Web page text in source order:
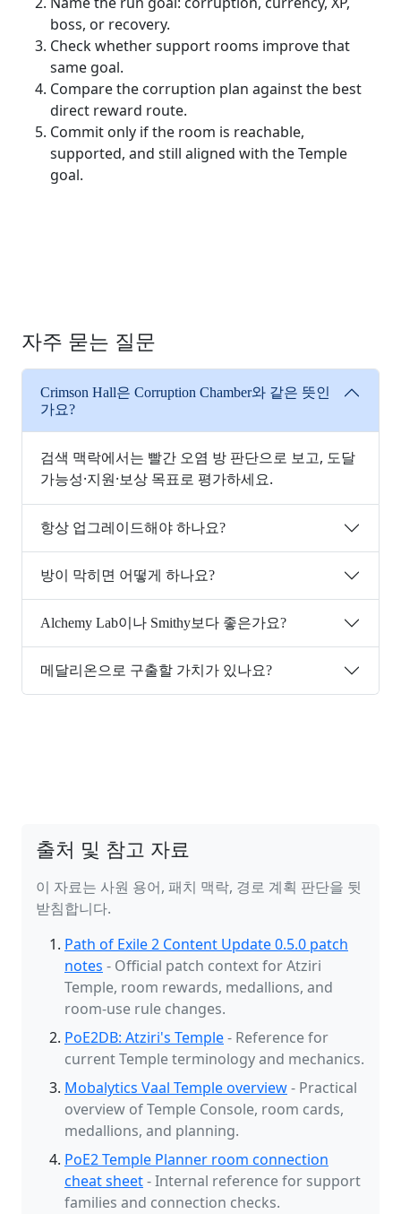
boss, or recovery.
Check whether support rooms improve that
same goal.
Compare the corruption plan against the best
direct reward route.
Commit only if the room is reachable,
supported, and still aligned with the Temple
goal.
자주 묻는 질문
Crimson Hall은 Corruption Chamber와 같은 뜻인
가요?
검색 맥락에서는 빨간 오염 방 판단으로 보고, 도달
가능성·지원·보상 목표로 평가하세요.
항상 업그레이드해야 하나요?
방이 막히면 어떻게 하나요?
Alchemy Lab이나 Smithy보다 좋은가요?
메달리온으로 구출할 가치가 있나요?
출처 및 참고 자료
이 자료는 사원 용어, 패치 맥락, 경로 계획 판단을 뒷
받침합니다.
Path of Exile 2 Content Update 0.5.0 patch
notes - Official patch context for Atziri
Temple, room rewards, medallions, and
room-use rule changes.
PoE2DB: Atziri's Temple- Reference for
current Temple terminology and mechanics.
Mobalytics Vaal Temple overview- Practical
overview of Temple Console, room cards,
medallions, and planning.
PoE2 Temple Planner room connection
cheat sheet- Internal reference for support
families and connection checks.